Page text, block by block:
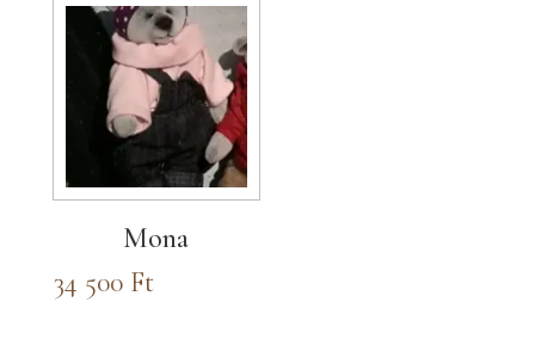
Mona
34 500 Ft